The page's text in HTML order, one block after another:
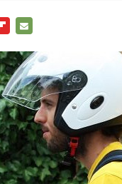
MAIL